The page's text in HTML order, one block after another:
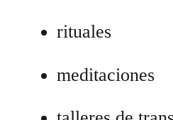
rituales
meditaciones